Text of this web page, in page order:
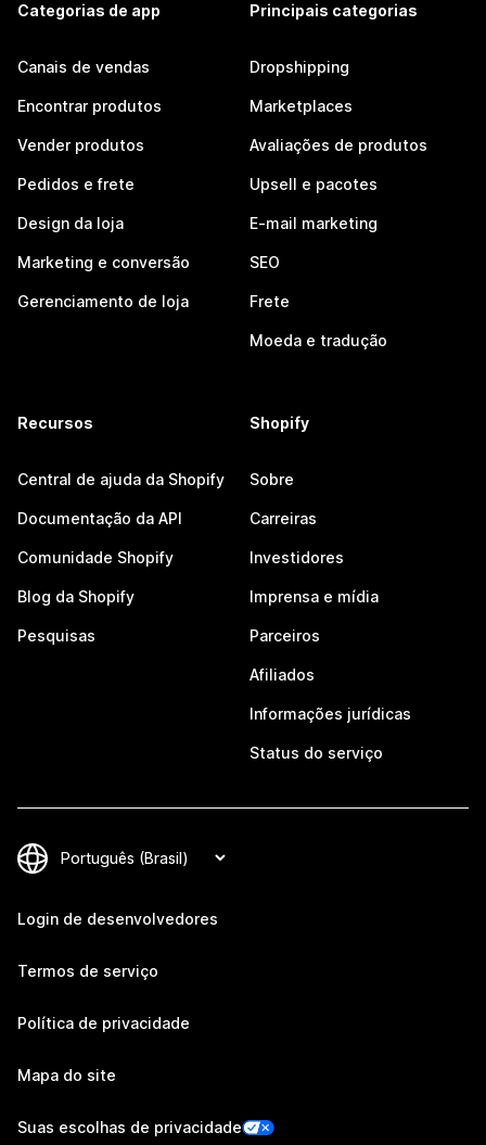
Categorias de app
Canais de vendas
Encontrar produtos
Vender produtos
Pedidos e frete
Design da loja
Marketing e conversão
Gerenciamento de loja
Principais categorias
Dropshipping
Marketplaces
Avaliações de produtos
Upsell e pacotes
E-mail marketing
SEO
Frete
Moeda e tradução
Recursos
Central de ajuda da Shopify
Documentação da API
Comunidade Shopify
Blog da Shopify
Pesquisas
Shopify
Sobre
Carreiras
Investidores
Imprensa e mídia
Parceiros
Afiliados
Informações jurídicas
Status do serviço
Login de desenvolvedores
Termos de serviço
Política de privacidade
Mapa do site
Suas escolhas de privacidade